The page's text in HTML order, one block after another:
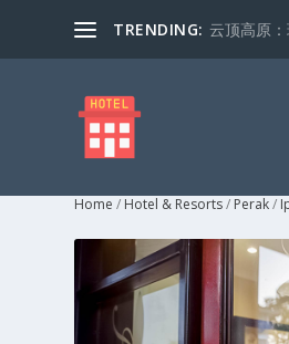
TRENDING: 云顶高原
Home / Hotel & Resorts/ Perak/